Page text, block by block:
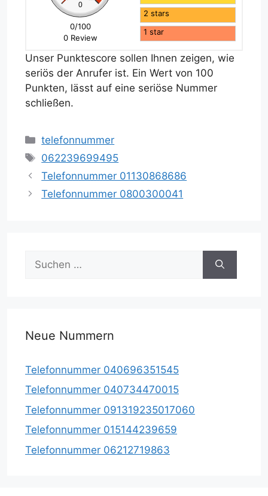
0
0/100
0 Review
2 stars
1 star
Unser Punktescore sollen Ihnen zeigen, wie
seriös der Anrufer ist. Ein Wert von 100
Punkten, lässt auf eine seriöse Nummer
schließen.
Kategorien
telefonnummer
Schlagwörter
062239699495
Telefonnummer 01130868686
Telefonnummer 0800300041
nach:
Neue Nummern
Telefonnummer 040696351545
Telefonnummer 040734470015
Telefonnummer 091319235017060
Telefonnummer 015144239659
Telefonnummer 06212719863